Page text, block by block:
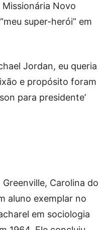
Novo
super-herói” em
Jordan, eu queria
e propósito foram
para presidente’
Carolina do
aluno exemplar no
em sociologia